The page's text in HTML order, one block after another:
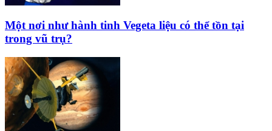
Một nơi như hành tinh Vegeta liệu có thể tồn tại
trong vũ trụ?